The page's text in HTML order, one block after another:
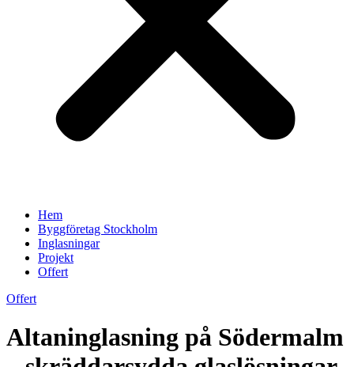
Hem
Byggföretag Stockholm
Inglasningar
Projekt
Offert
Offert
Altaninglasning på Södermalm